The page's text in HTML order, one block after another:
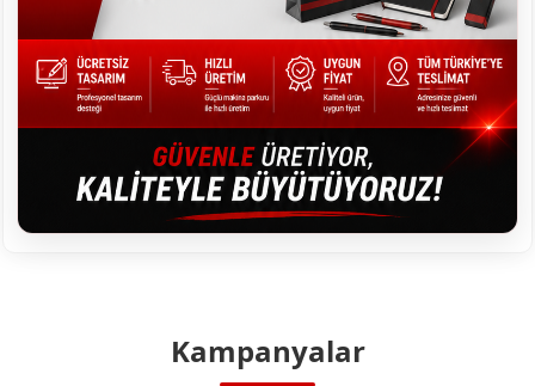
Kampanyalar